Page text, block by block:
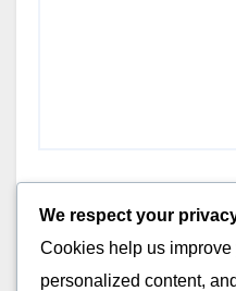
Name*
We respect your
Cookies help us
personalized content,